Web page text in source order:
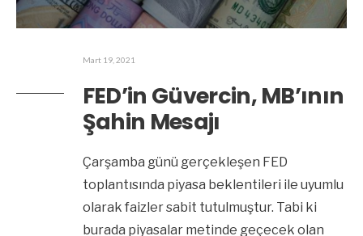
Mart 19, 2021
FED’in Güvercin, MB’ının
Şahin Mesajı
Çarşamba günü gerçekleşen FED
toplantısında piyasa beklentileri ile uyumlu
olarak faizler sabit tutulmuştur. Tabi ki
burada piyasalar metinde geçecek olan